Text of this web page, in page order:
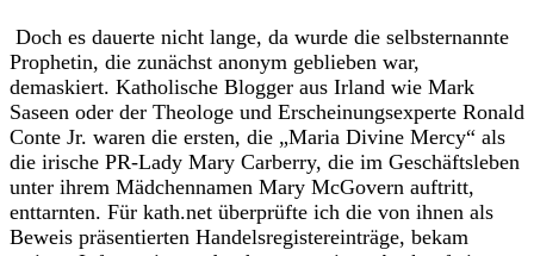
Doch es dauerte nicht lange, da wurde die selbsternannte
Prophetin, die zunächst anonym geblieben war,
demaskiert. Katholische Blogger aus Irland wie Mark
Saseen oder der Theologe und Erscheinungsexperte Ronald
Conte Jr. waren die ersten, die „Maria Divine Mercy“ als
die irische PR-Lady Mary Carberry, die im Geschäftsleben
unter ihrem Mädchennamen Mary McGovern auftritt,
enttarnten. Für kath.net überprüfte ich die von ihnen als
Beweis präsentierten Handelsregistereinträge, bekam